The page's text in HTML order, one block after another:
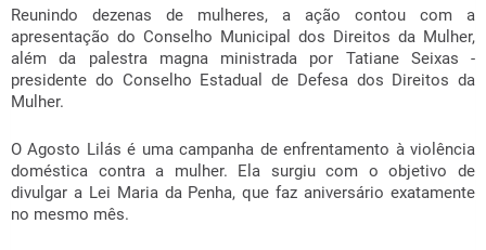
Reunindo dezenas de mulheres, a ação contou com a
apresentação do Conselho Municipal dos Direitos da Mulher,
além da palestra magna ministrada por Tatiane Seixas -
presidente do Conselho Estadual de Defesa dos Direitos da
Mulher.
O Agosto Lilás é uma campanha de enfrentamento à violência
doméstica contra a mulher. Ela surgiu com o objetivo de
divulgar a Lei Maria da Penha, que faz aniversário exatamente
no mesmo mês.